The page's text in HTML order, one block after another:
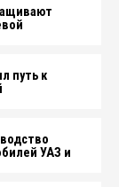
путь к
УАЗ и